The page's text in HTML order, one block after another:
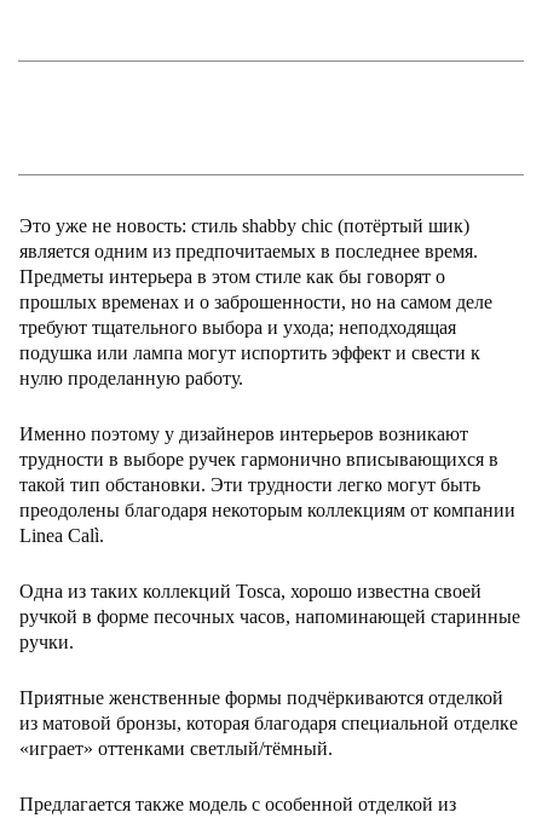
Это уже не новость: стиль shabby chic (потёртый шик)
является одним из предпочитаемых в последнее время.
Предметы интерьера в этом стиле как бы говорят о
прошлых временах и о заброшенности, но на самом деле
требуют тщательного выбора и ухода; неподходящая
подушка или лампа могут испортить эффект и свести к
нулю проделанную работу.
Именно поэтому у дизайнеров интерьеров возникают
трудности в выборе ручек гармонично вписывающихся в
такой тип обстановки. Эти трудности легко могут быть
преодолены благодаря некоторым коллекциям от компании
Linea Calì.
Одна из таких коллекций Tosca, хорошо известна своей
ручкой в форме песочных часов, напоминающей старинные
ручки.
Приятные женственные формы подчёркиваются отделкой
из матовой бронзы, которая благодаря специальной отделке
«играет» оттенками светлый/тёмный.
Предлагается также модель с особенной отделкой из